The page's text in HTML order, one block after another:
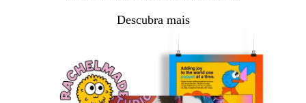
Descubra mais